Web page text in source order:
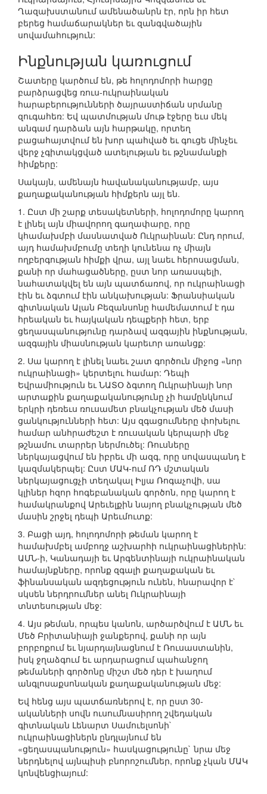
Ղազախստանում ամենածանրն էր, որն իր հետ
բերեց համաճարակներ եւ զանգվածային
սովամահություն:
Ինքնության կառուցում
Շատերը կարծում են, թե հոլոդոմորի հարցը
բարձրացվեց ռուս-ուկրաինական
հարաբերությունների ծայրաստիճան սրմանը
զուգահեռ: Եվ պատմության մութ էջերը եւս մեկ
անգամ դարձան այն հարթակը, որտեղ
բացահայտվում են խոր պահված եւ գուցե մինչեւ
վերջ չգիտակցված ատելության եւ թշնամանքի
հիմքերը:
Սակայն, ամենայն հավանականությամբ, այս
քաղաքականության հիմքերն այլ են.
1. Ըստ մի շարք տեսակետների, հոլոդոմորը կարող
է լինել այն միավորող գաղափարը, որը
կհամախմբի մասնատված Ուկրաինան: Ընդ որում,
այդ համախմբումը տեղի կունենա ոչ միայն
ողբերգության հիմքի վրա, այլ նաեւ հերոսացման,
քանի որ մահացածները, ըստ նոր առասպելի,
նահատակվել են այն պատճառով, որ ուկրաինացի
էին եւ ձգտում էին անկախության: Ֆրանսիական
գիտնական Ալան Բեզանսոնը համեմատում է դա
հրեական եւ հայկական դեպքերի հետ, երբ
ցեղասպանությունը դարձավ ազգային ինքնության,
ազգային միասնության կարեւոր առանցք:
2. Սա կարող է լինել նաեւ շատ գործուն միջոց «նոր
ուկրաինացի» կերտելու համար: Դեպի
Եվրամիություն եւ ՆԱՏՕ ձգտող Ուկրաինայի նոր
արտաքին քաղաքականությունը չի համընկնում
երկրի դեռեւս ռուսամետ բնակչության մեծ մասի
ցանկությունների հետ: Այս զգացումները փոխելու
համար անհրաժեշտ է ռուսական կերպարի մեջ
թշնամու տարրեր ներմուծել: Ռուսները
ներկայացվում են իբրեւ մի ազգ, որը սովասպանդ է
կազմակերպել: Ըստ ՄԱԿ-ում ՌԴ մշտական
ներկայացուցչի տեղակալ Իլյա Ռոգաչովի, սա
կլիներ հզոր հոգեբանական գործոն, որը կարող է
համակրանքով Արեւելքին նայող բնակչության մեծ
մասին շրջել դեպի Արեւմուտք:
3. Բացի այդ, հոլոդոմորի թեման կարող է
համախմբել ամբողջ աշխարհի ուկրաինացիներին:
ԱՄՆ-ի, Կանադայի եւ Արգենտինայի ուկրաինական
համայնքները, որոնք զգալի քաղաքական եւ
ֆինանսական ազդեցություն ունեն, հնարավոր է`
սկսեն ներդրումներ անել Ուկրաինայի
տնտեսության մեջ:
4. Այս թեման, որպես կանոն, արծարծվում է ԱՄՆ եւ
Մեծ Բրիտանիայի ջանքերով, քանի որ այն
բորբոքում եւ նյարդայնացնում է Ռուսաստանին,
իսկ ջղաձգում եւ արդարացում պահանջող
թեմաների գործոնը միշտ մեծ դեր է խաղում
անգլոսաքսոնական քաղաքականության մեջ:
Եվ հենց այս պատճառներով է, որ ըստ 30-
ականների սովն ուսումնասիրող շվեդական
գիտնական Լենարտ Սամուելսոնի`
ուկրաինացիներն ընդլայնում են
«ցեղասպանություն» հասկացությունը` նրա մեջ
ներդնելով այնպիսի բնորոշումներ, որոնք չկան ՄԱԿ
կոնվենցիայում: